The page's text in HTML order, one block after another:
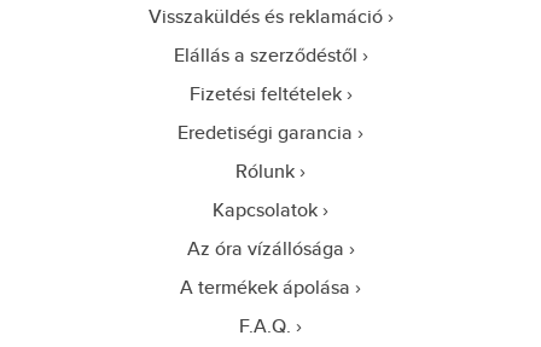
Visszaküldés és reklamáció
Elállás a szerződéstől
Fizetési feltételek
Eredetiségi garancia
Rólunk
Kapcsolatok
Az óra vízállósága
A termékek ápolása
F.A.Q.